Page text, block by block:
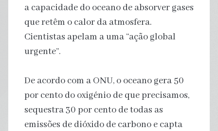
a capacidade do oceano de absorver gases
que retêm o calor da atmosfera.
Cientistas apelam a uma “ação global
urgente”.
De acordo com a ONU, o oceano gera 50
por cento do oxigénio de que precisamos,
sequestra 30 por cento de todas as
emissões de dióxido de carbono e capta